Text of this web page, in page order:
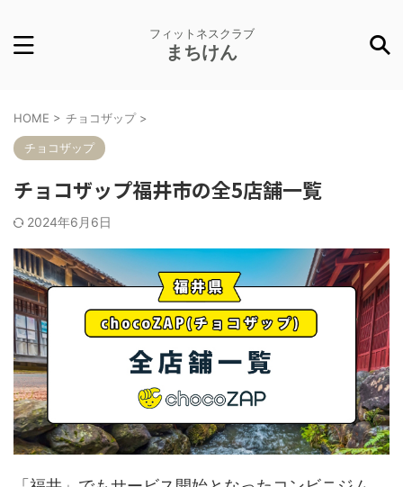
フィットネスクラブ
まちけん
HOME > チョコザップ >
チョコザップ
チョコザップ福井市の全5店舗一覧
2024年6月6日